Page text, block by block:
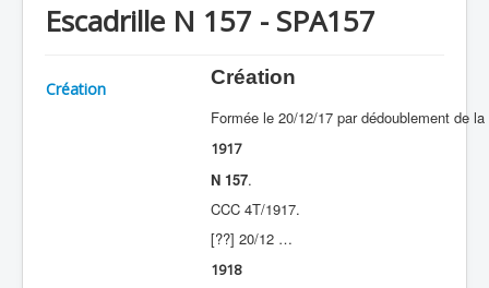
Chronologie
Escadrille N 157 - SPA157
Création
Création
Formée le 20/12/17 par dédoublement de la
1917
N 157.
CCC 4T/1917.
[??] 20/12 …
1918